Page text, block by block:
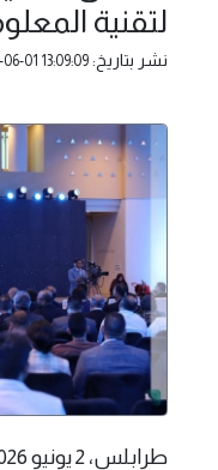
لتقنية
نشر بتاريخ: 01 13:09:09